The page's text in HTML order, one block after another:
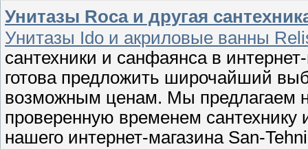
Унитазы Roca и другая
Унитазы Ido и акриловые ванны
сантехники и санфаянса в
готова предложить широчайший
возможным ценам. Мы предлагаем
проверенную временем
нашего интернет-магазина San-